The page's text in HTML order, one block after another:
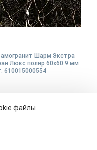
Шарм Экстра
Люкс полир 60x60 9 мм
610015000554
60х60
файлы